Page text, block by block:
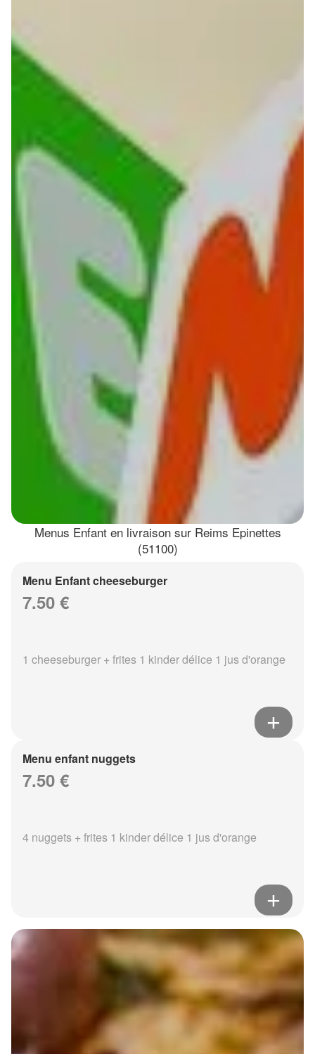
Menus Enfant en livraison sur Reims Epinettes
(51100)
Menu Enfant cheeseburger
7.50 €
1 cheeseburger + frites 1 kinder délice 1 jus d'orange
Menu enfant nuggets
7.50 €
4 nuggets + frites 1 kinder délice 1 jus d'orange